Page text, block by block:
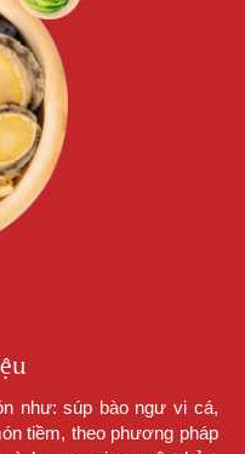
như: súp bào ngư vi cá,
tiềm, theo phương pháp